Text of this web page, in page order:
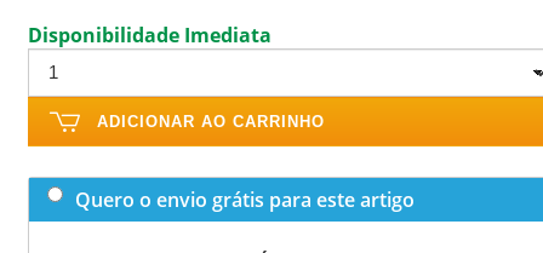
Disponibilidade Imediata
ADICIONAR AO CARRINHO
Quero o envio grátis para este artigo